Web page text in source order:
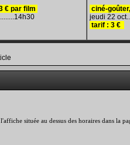
€ par film
ciné-goûter,
jeudi 22
tarif : 3 €
située au dessus des horaires dans la